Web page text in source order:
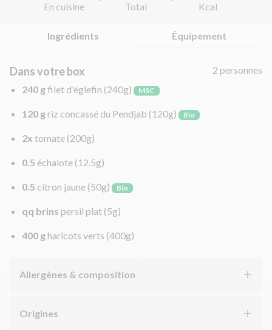
En cuisine
Total
Kcal
Ingrédients Équipement
Dans votre box
2 personnes
240 gfilet d'églefin (240g) MSC
120 griz concassé du Pendjab (120g) Bio
2x tomate (200g)
0.5 échalote (12.5g)
0.5 citron jaune (50g) Bio
qq brins persil plat (5g)
400 gharicots verts (400g)
Allergènes & composition
Origines